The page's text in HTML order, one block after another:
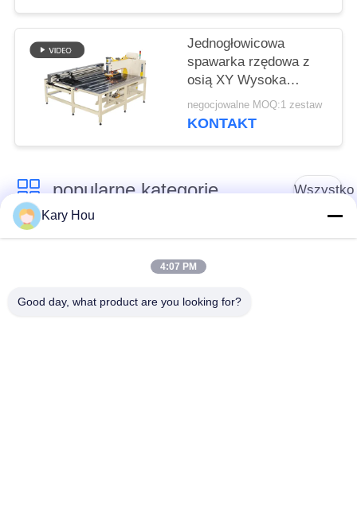
Jednogłowicowa
spawarka rzędowa z
osią XY Wysoka
precyzja W pełni
zautomatyzowana
negocjowalne MOQ:1 zestaw
KONTAKT
popularne kategorie Wszystko
Maszyna do
Maszyna do
spawania siatki
Kary Hou
4:07 PM
Good day, what product are you looking for?